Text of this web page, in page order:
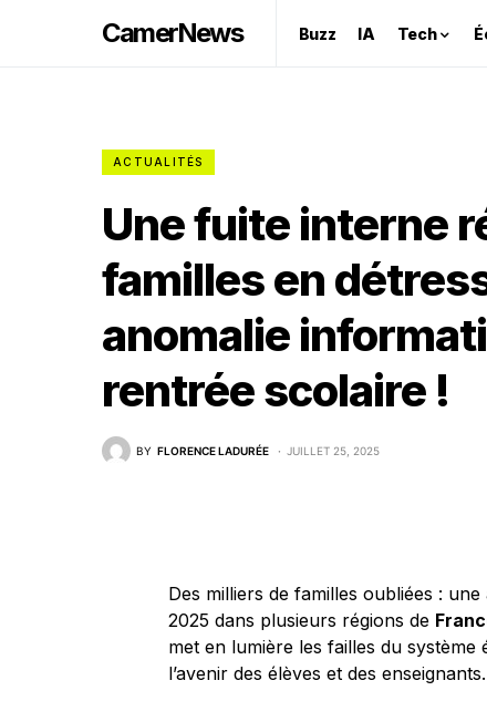
CamerNews Buzz IA Tech
ACTUALITÉS
Une fuite interne
familles en
anomalie
rentrée scolaire !
BY FLORENCE LADURÉE JUILLET 25, 2025
Des milliers de familles oubliées :
2025 dans plusieurs régions de
met en lumière les failles du
l’avenir des élèves et des enseignants.